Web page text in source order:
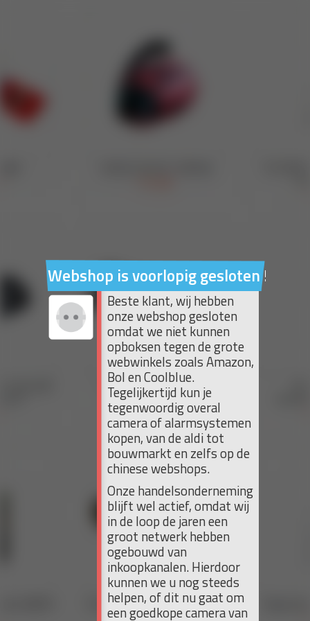
Webshop is voorlopig gesloten !
Beste klant, wij hebben
onze webshop gesloten
omdat we niet kunnen
opboksen tegen de grote
webwinkels zoals Amazon,
Bol en Coolblue.
Tegelijkertijd kun je
tegenwoordig overal
camera of alarmsystemen
kopen, van de aldi tot
bouwmarkt en zelfs op de
chinese webshops.
Onze handelsonderneming
blijft wel actief, omdat wij
in de loop de jaren een
groot netwerk hebben
ogebouwd van
inkoopkanalen. Hierdoor
kunnen we u nog steeds
helpen, of dit nu gaat om
een goedkope camera van